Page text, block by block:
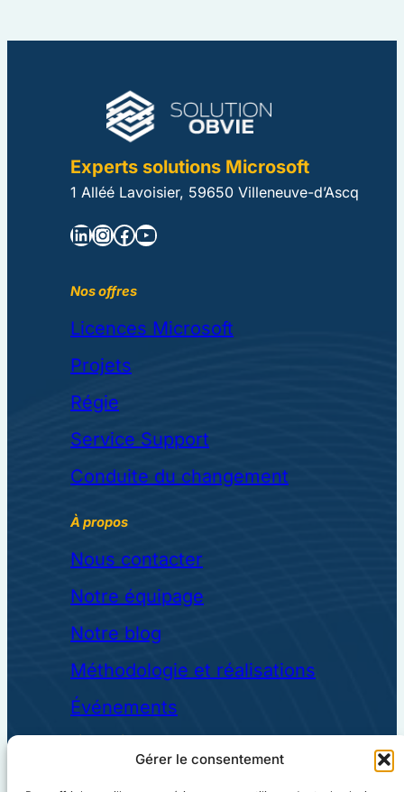
Gérer le consentement
Experts solutions Microsoft
1 Alléé Lavoisier, 59650 Villeneuve-d’Ascq
LinkedIn InstagramFacebook YouTube
Nos offres
Licences Microsoft
Projets
Régie
Service Support
Conduite du changement
À propos
Nous contacter
Notre équipage
Notre blog
Méthodologie et réalisations
Événements
Liens utiles